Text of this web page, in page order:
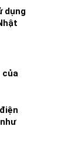
dụng
của